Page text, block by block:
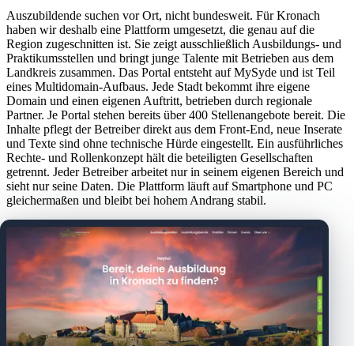
Auszubildende suchen vor Ort, nicht bundesweit. Für Kronach
haben wir deshalb eine Plattform umgesetzt, die genau auf die
Region zugeschnitten ist. Sie zeigt ausschließlich Ausbildungs- und
Praktikumsstellen und bringt junge Talente mit Betrieben aus dem
Landkreis zusammen. Das Portal entsteht auf MySyde und ist Teil
eines Multidomain-Aufbaus. Jede Stadt bekommt ihre eigene
Domain und einen eigenen Auftritt, betrieben durch regionale
Partner. Je Portal stehen bereits über 400 Stellenangebote bereit. Die
Inhalte pflegt der Betreiber direkt aus dem Front-End, neue Inserate
und Texte sind ohne technische Hürde eingestellt. Ein ausführliches
Rechte- und Rollenkonzept hält die beteiligten Gesellschaften
getrennt. Jeder Betreiber arbeitet nur in seinem eigenen Bereich und
sieht nur seine Daten. Die Plattform läuft auf Smartphone und PC
gleichermaßen und bleibt bei hohem Andrang stabil.